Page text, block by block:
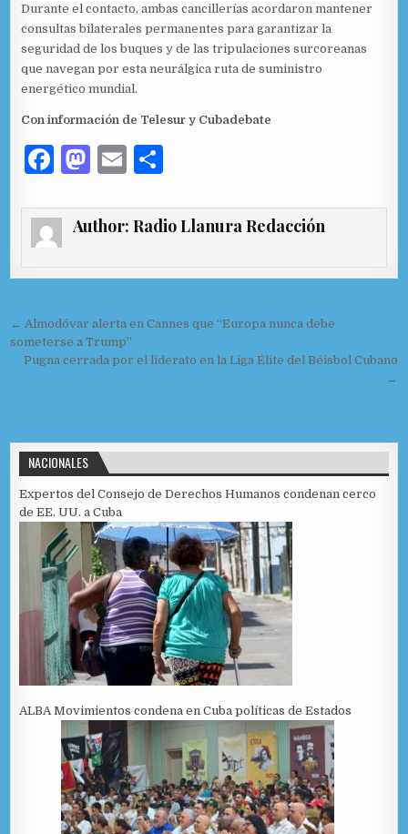
Durante el contacto, ambas cancillerías acordaron mantener
consultas bilaterales permanentes para garantizar la
seguridad de los buques y de las tripulaciones surcoreanas
que navegan por esta neurálgica ruta de suministro
energético mundial.
Con información de Telesur y Cubadebate
F
c
e
b
o
k
M
to
o
E
ai m
ar
r
Author: Radio Llanura Redacción
Navegación de entradas
← Almodóvar alerta en Cannes que “Europa nunca debe
someterse a Trump”
Pugna cerrada por el liderato en la Liga Élite del Béisbol Cubano
→
NACIONALES
Expertos del Consejo de Derechos Humanos condenan cerco
de EE. UU. a Cuba
ALBA Movimientos condena en Cuba políticas de Estados